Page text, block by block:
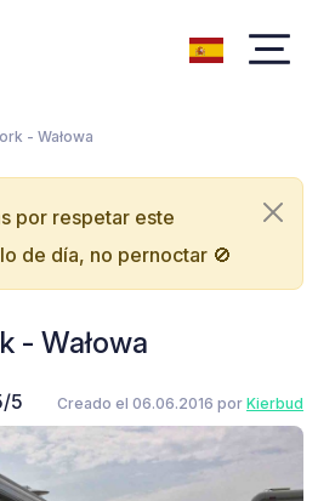
- Wałowa
por respetar este
de día, no pernoctar 🚫
- Wałowa
5 Creado el 06.06.2016 por Kierbud